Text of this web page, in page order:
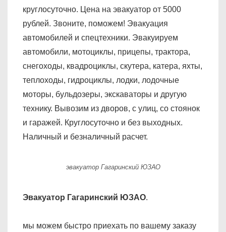
круглосуточно. Цена на эвакуатор от 5000
рублей. Звоните, поможем! Эвакуация
автомобилей и спецтехники. Эвакуируем
автомобили, мотоциклы, прицепы, трактора,
снегоходы, квадроциклы, скутера, катера, яхты,
теплоходы, гидроциклы, лодки, лодочные
моторы, бульдозеры, экскаваторы и другую
технику. Вывозим из дворов, с улиц, со стоянок
и гаражей. Круглосуточно и без выходных.
Наличный и безналичный расчет.
эвакуатор Гагаринский ЮЗАО
Эвакуатор Гагаринский ЮЗАО.
мы можем быстро приехать по вашему заказу